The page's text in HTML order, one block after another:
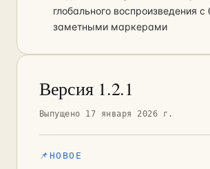
глобального воспроизведения с
заметными маркерами
Версия 1.2.1
Выпущено 17 января 2026 г.
📌 НОВОЕ